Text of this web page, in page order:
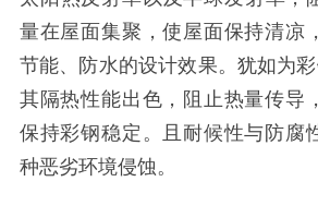
量在屋面集聚，使屋面保持清凉
节能、防水的设计效果。犹如为彩
其隔热性能出色，阻止热量传导
保持彩钢稳定。且耐候性与防腐
种恶劣环境侵蚀。